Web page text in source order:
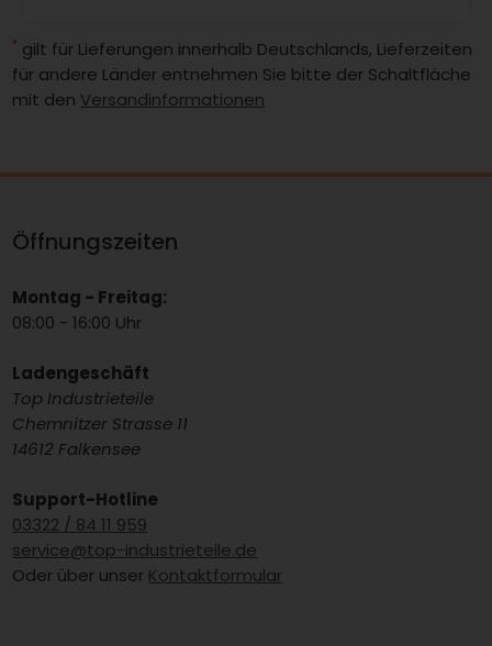
* gilt für Lieferungen innerhalb Deutschlands, Lieferzeiten
für andere Länder entnehmen Sie bitte der Schaltfläche
mit den Versandinformationen
Öffnungszeiten
Montag - Freitag:
08:00 - 16:00 Uhr
Ladengeschäft
Top Industrieteile
Chemnitzer Strasse 11
14612 Falkensee
Support-Hotline
03322 / 84 11 959
service@top-industrieteile.de
Oder über unser Kontaktformular